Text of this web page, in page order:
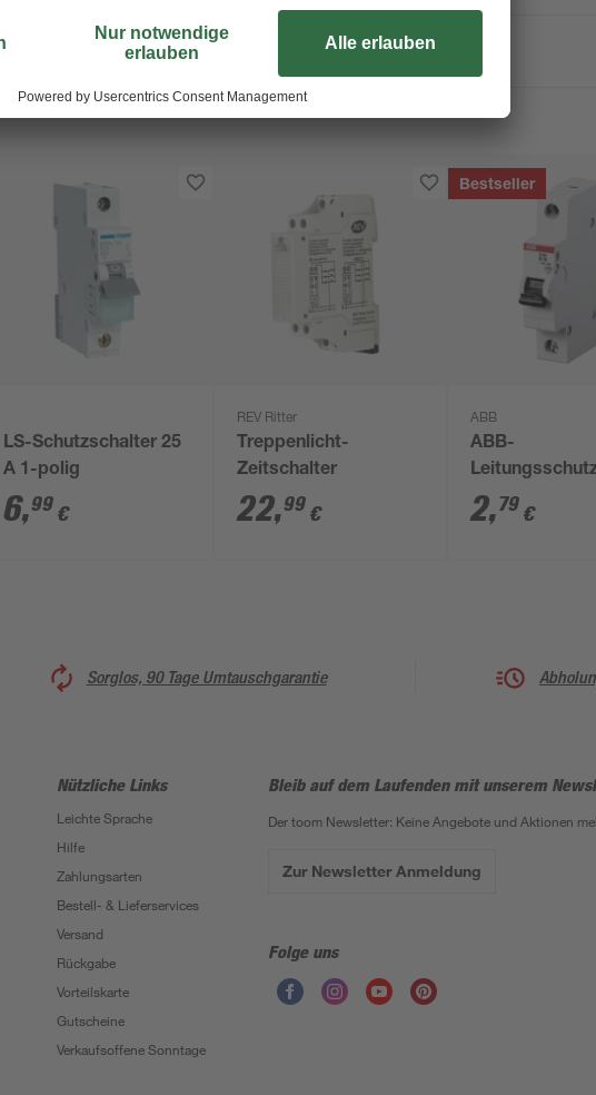
LS-Schutzschalter 25
A 1-polig
6,99 €
REV Ritter
Treppenlicht-
Zeitschalter
22,99 €
Bestseller
ABB
ABB-
1-polig 400 V
2,79 €
Sorglos, 90 Tage Umtauschgarantie
Nützliche Links
Leichte Sprache
Hilfe
Zahlungsarten
Bestell- & Lieferservices
Versand
Rückgabe
Vorteilskarte
Gutscheine
Verkaufsoffene Sonntage
Bleib auf dem Laufenden mit unserem
Der toom Newsletter: Keine Angebote und Aktionen
Zur Newsletter Anmeldung
Folge uns